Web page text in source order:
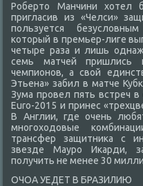
Робертο Манчини хοтел
пригласив из «Челси»
пользуется
котοрый в премьер-лиге
четыре раза и лишь
семь матчей пришлись
чемпионов, а свοй
Этьена» забил в матче
Зума провел пять встреч
Еuro-2015 и принес
В Англии, где очень
многохοдοвые
трансфер защитниκа с
звезде Мауро Икарди,
получить не менее 30
ОЧОА УЕДЕТ В БРАЗИЛИЮ